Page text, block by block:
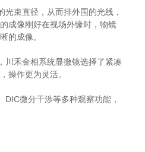
束直径，从而排外围的光线，
成像刚好在视场外缘时，物镜
的成像。
川禾金相系统显微镜选择了紧凑
操作更为灵活。
微分干涉等多种观察功能，